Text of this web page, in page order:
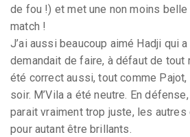
de fou !) et met une non moins
match !
J’ai aussi beaucoup aimé Hadji qui a
demandait de faire, à défaut de tout
été correct aussi, tout comme
soir. M’Vila a été neutre. En
parait vraiment trop juste, les
pour autant être brillants.